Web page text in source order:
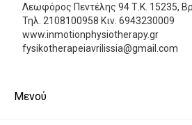
Λεωφόρος Πεντέλης 94Τ.Κ. 15235,
Τηλ. 2108100958 Κιν. 6943230009
www.inmotionphysiotherapy.gr
fysikotherapeiavrilissia@gmail.com
Μενού